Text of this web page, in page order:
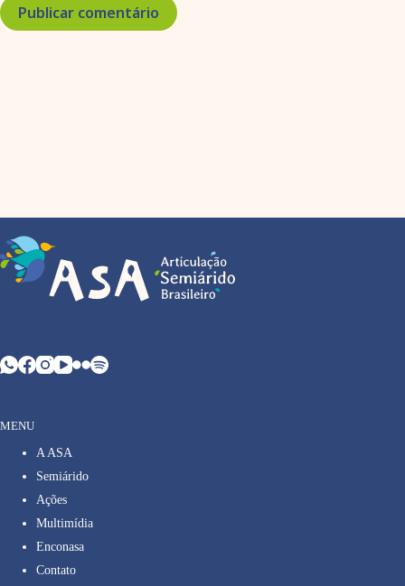
Publicar comentário
MENU
A ASA
Semiárido
Ações
Multimídia
Enconasa
Contato